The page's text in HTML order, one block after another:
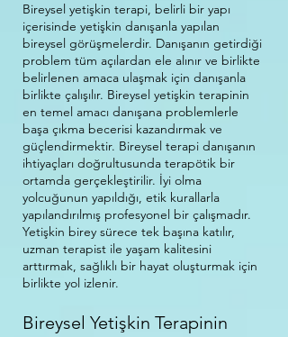
Bireysel yetişkin terapi, belirli bir yapı
içerisinde yetişkin danışanla yapılan
bireysel görüşmelerdir. Danışanın getirdiği
problem tüm açılardan ele alınır ve birlikte
belirlenen amaca ulaşmak için danışanla
birlikte çalışılır. Bireysel yetişkin terapinin
en temel amacı danışana problemlerle
başa çıkma becerisi kazandırmak ve
güçlendirmektir. Bireysel terapi danışanın
ihtiyaçları doğrultusunda terapötik bir
ortamda gerçekleştirilir. İyi olma
yolcuğunun yapıldığı, etik kurallarla
yapılandırılmış profesyonel bir çalışmadır.
Yetişkin birey sürece tek başına katılır,
uzman terapist ile yaşam kalitesini
arttırmak, sağlıklı bir hayat oluşturmak için
birlikte yol izlenir.
Bireysel Yetişkin Terapinin